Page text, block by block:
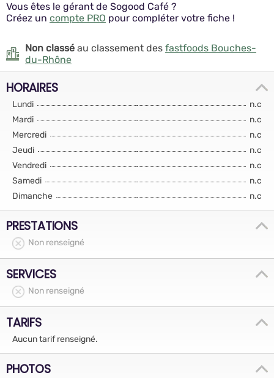
Vous êtes le gérant de Sogood Café ?
Créez un compte PRO pour compléter votre fiche !
Non classéau classement des fastfoods Bouches-
du-Rhône
HORAIRES
Lundi
n.c
Mardi
n.c
Mercredi
n.c
Jeudi
n.c
Vendredi
n.c
Samedi
n.c
Dimanche
n.c
PRESTATIONS
Non renseigné
SERVICES
Non renseigné
TARIFS
Aucun tarif renseigné.
PHOTOS